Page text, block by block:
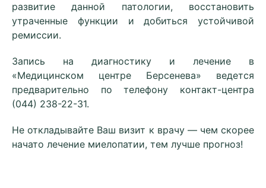
развитие данной патологии, восстановить
утраченные функции и добиться устойчивой
ремиссии.
Запись на диагностику и лечение в
«Медицинском центре Берсенева» ведется
предварительно по телефону контакт-центра
(044) 238-22-31.
Не откладывайте Ваш визит к врачу — чем скорее
начато лечение миелопатии, тем лучше прогноз!